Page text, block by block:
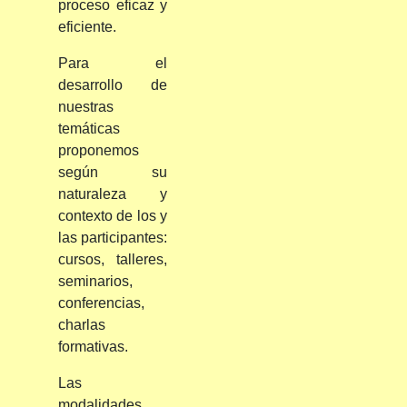
proceso eficaz y
eficiente.
Para el
desarrollo de
nuestras
temáticas
proponemos
según su
naturaleza y
contexto de los y
las participantes:
cursos, talleres,
seminarios,
conferencias,
charlas
formativas.
Las